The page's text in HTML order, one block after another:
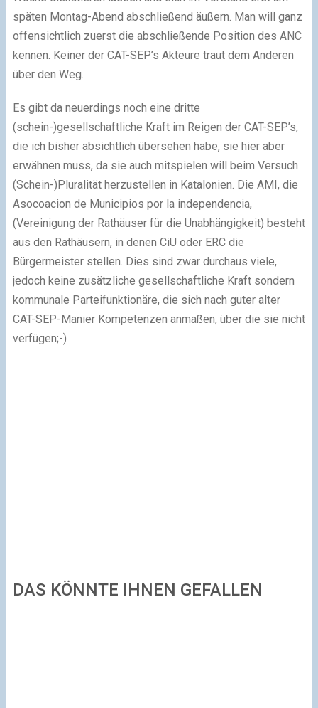
späten Montag-Abend abschließend äußern. Man will ganz
offensichtlich zuerst die abschließende Position des ANC
kennen. Keiner der CAT-SEP’s Akteure traut dem Anderen
über den Weg.
Es gibt da neuerdings noch eine dritte
(schein-)gesellschaftliche Kraft im Reigen der CAT-SEP’s,
die ich bisher absichtlich übersehen habe, sie hier aber
erwähnen muss, da sie auch mitspielen will beim Versuch
(Schein-)Pluralität herzustellen in Katalonien. Die AMI, die
Asocoacion de Municipios por la independencia,
(Vereinigung der Rathäuser für die Unabhängigkeit) besteht
aus den Rathäusern, in denen CiU oder ERC die
Bürgermeister stellen. Dies sind zwar durchaus viele,
jedoch keine zusätzliche gesellschaftliche Kraft sondern
kommunale Parteifunktionäre, die sich nach guter alter
CAT-SEP-Manier Kompetenzen anmaßen, über die sie nicht
verfügen;-)
DAS KÖNNTE IHNEN GEFALLEN